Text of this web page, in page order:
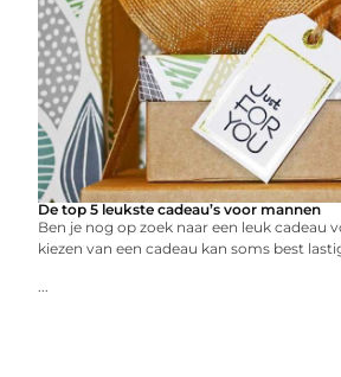
De top 5 leukste cadeau’s voor mannen
Ben je nog op zoek naar een leuk cadeau
kiezen van een cadeau kan soms best
...